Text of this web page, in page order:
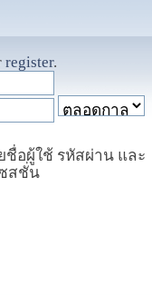
register.
ชื่อผู้ใช้ รหัสผ่าน และ
ซสชั่น